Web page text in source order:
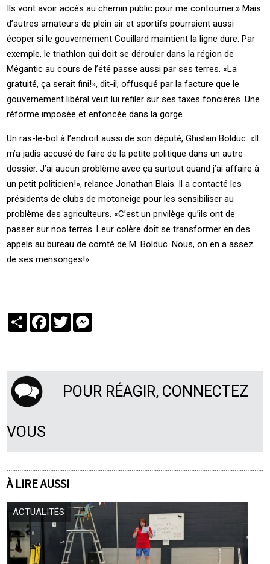
Ils vont avoir accès au chemin public pour me contourner.» Mais
d’autres amateurs de plein air et sportifs pourraient aussi
écoper si le gouvernement Couillard maintient la ligne dure. Par
exemple, le triathlon qui doit se dérouler dans la région de
Mégantic au cours de l’été passe aussi par ses terres. «La
gratuité, ça serait fini!», dit-il, offusqué par la facture que le
gouvernement libéral veut lui refiler sur ses taxes foncières. Une
réforme imposée et enfoncée dans la gorge.
Un ras-le-bol à l’endroit aussi de son député, Ghislain Bolduc. «Il
m’a jadis accusé de faire de la petite politique dans un autre
dossier. J’ai aucun problème avec ça surtout quand j’ai affaire à
un petit politicien!», relance Jonathan Blais. Il a contacté les
présidents de clubs de motoneige pour les sensibiliser au
problème des agriculteurs. «C’est un privilège qu’ils ont de
passer sur nos terres. Leur colère doit se transformer en des
appels au bureau de comté de M. Bolduc. Nous, on en a assez
de ses mensonges!»
PartagerFacebook
Twitter
POUR RÉAGIR, CONNECTEZ
VOUS
À LIRE AUSSI
ACTUALITÉS